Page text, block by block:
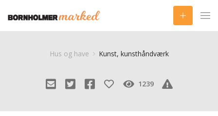
Hus og have Kunst, kunsthåndværk
1239